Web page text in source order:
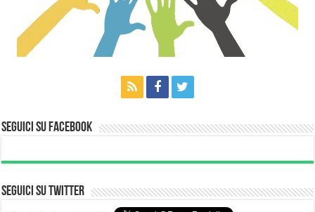
Seguici su Facebook
Seguici su Twitter